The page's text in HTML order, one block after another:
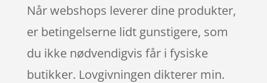
Når webshops leverer dine produkter,
er betingelserne lidt gunstigere, som
du ikke nødvendigvis får i fysiske
butikker. Lovgivningen dikterer min.